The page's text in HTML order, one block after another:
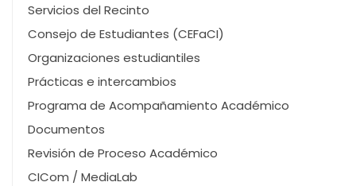
Servicios del Recinto
Consejo de Estudiantes (CEFaCI)
Organizaciones estudiantiles
Prácticas e intercambios
Programa de Acompañamiento Académico
Documentos
Revisión de Proceso Académico
CICom / MediaLab